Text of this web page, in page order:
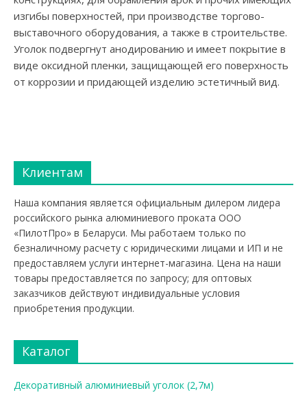
изгибы поверхностей, при производстве торгово-
выставочного оборудования, а также в строительстве.
Уголок подвергнут анодированию и имеет покрытие в
виде оксидной пленки, защищающей его поверхность
от коррозии и придающей изделию эстетичный вид.
Клиентам
Наша компания является официальным дилером лидера
российского рынка алюминиевого проката ООО
«ПилотПро» в Беларуси. Мы работаем только по
безналичному расчету с юридическими лицами и ИП и не
предоставляем услуги интернет-магазина. Цена на наши
товары предоставляется по запросу; для оптовых
заказчиков действуют индивидуальные условия
приобретения продукции.
Каталог
Декоративный алюминиевый уголок (2,7м)